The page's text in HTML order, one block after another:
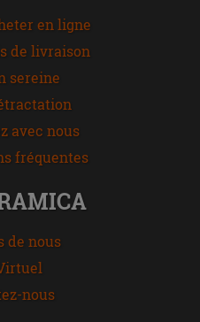
en ligne
de livraison
sereine
avec nous
fréquentes
de nous
nous